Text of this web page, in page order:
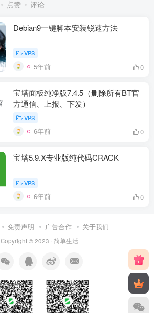
点赞 评论
Debian9一键脚本安装锐速方法
VPS
5年前 0
宝塔面板纯净版7.4.5（删除所有BT官
方通信、上报、下发）
VPS
6年前 0
宝塔5.9.X专业版纯代码CRACK
VPS
6年前 0
免责声明 广告合作 关于我们
Copyright © 2023 · 简单生活